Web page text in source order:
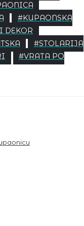
#KUPAONSKA
DEKOR
#STOLARIJA
#VRATA PO